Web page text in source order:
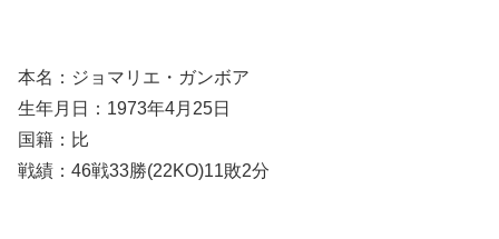
本名：ジョマリエ・ガンボア
生年月日：1973年4月25日
国籍：比
戦績：46戦33勝(22KO)11敗2分